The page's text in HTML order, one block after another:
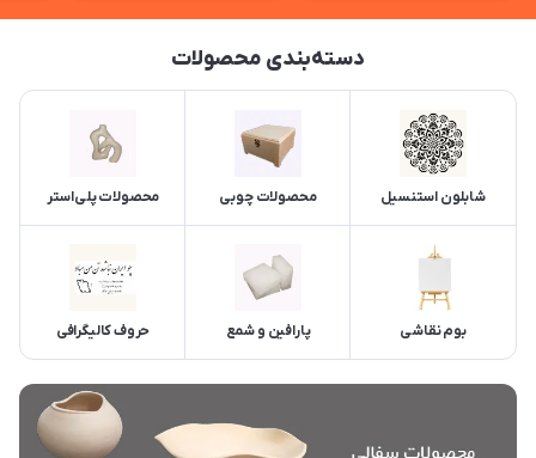
دسته‌بندی محصولات
شابلون استنسیل محصولات چوبی محصولات پلی‌استر
بوم نقاشی پارافین و شمع حروف کالیگرافی